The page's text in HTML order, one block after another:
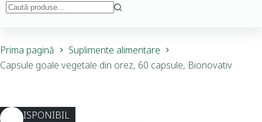
Prima pagină
Suplimente alimentare
Capsule goale vegetale din orez, 60 capsule, Bionovativ
INDISPONIBIL